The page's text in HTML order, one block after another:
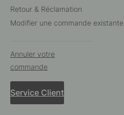
Retour & Réclamation
Modifier une commande existante
Annuler votre
commande
Service Client